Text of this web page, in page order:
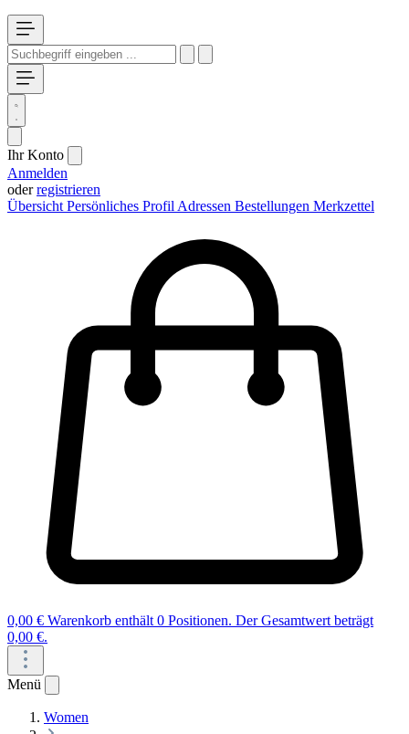
Ihr Konto
Anmelden
oderregistrieren
Übersicht Persönliches Profil Adressen Bestellungen Merkzettel
0,00 € Warenkorb enthält 0 Positionen. Der Gesamtwert beträgt
0,00 €.
Menü
Women